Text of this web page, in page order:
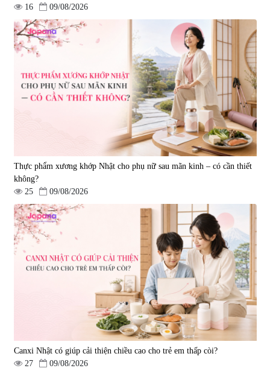
16
09/08/2026
Thực phẩm xương khớp Nhật cho phụ nữ sau mãn kinh – có cần thiết
không?
25
09/08/2026
Canxi Nhật có giúp cải thiện chiều cao cho trẻ em thấp còi?
27
09/08/2026